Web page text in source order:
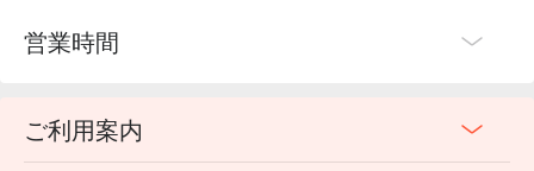
営業時間
ご利用案内